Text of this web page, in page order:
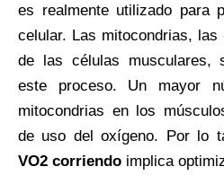
es realmente utilizado para
celular. Las mitocondrias, las
de las células musculares,
este proceso. Un mayor
mitocondrias en los
de uso del oxígeno. Por lo
VO2 corriendo implica